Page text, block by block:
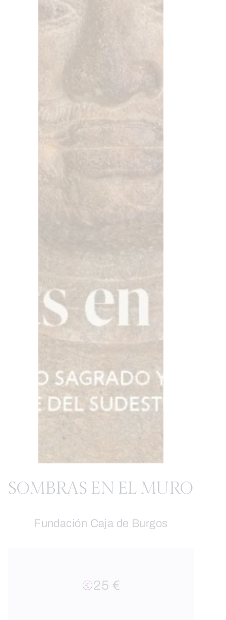
SOMBRAS EN EL MURO
Fundación Caja de Burgos
25 €